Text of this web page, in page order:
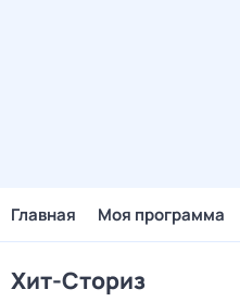
Главная Моя программа
Хит-Сториз